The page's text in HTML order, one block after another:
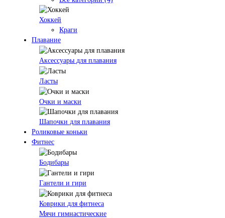
Хоккей
Краги
Плавание
Аксессуары для плавания
Ласты
Очки и маски
Шапочки для плавания
Роликовые коньки
Фитнес
Бодибары
Гантели и гири
Коврики для фитнеса
Мячи гимнастические